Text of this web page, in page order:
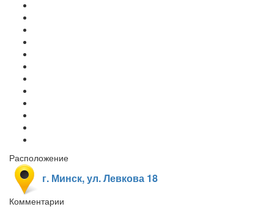
Расположение
г. Минск, ул. Левкова 18
Комментарии